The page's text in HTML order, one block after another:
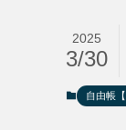
2025
3/30
自由帳【